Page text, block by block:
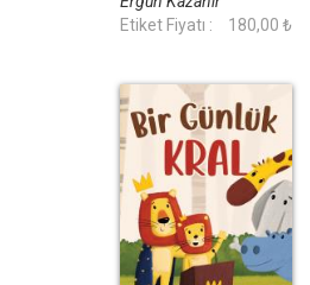
Etiket Fiyatı :
180,00 ₺